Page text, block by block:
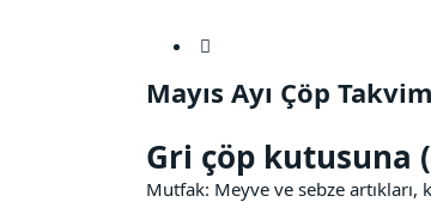
Mayıs Ayı Çöp
Gri çöp kutusuna
Mutfak: Meyve ve sebze